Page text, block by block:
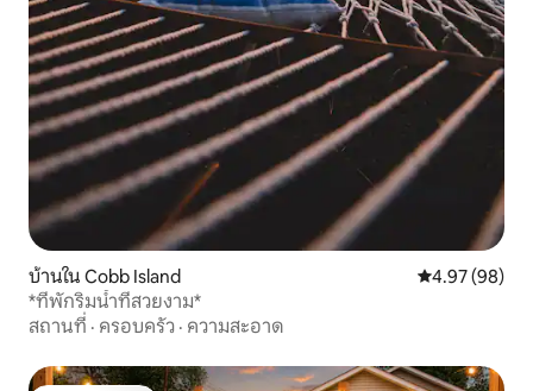
บ้านใน Cobb Island คะแนนเฉลี่ย
4.97 (98)
*ที่พักริมน้ำที่สวยงาม*
สถานที่ · ครอบครัว · ความสะอาด